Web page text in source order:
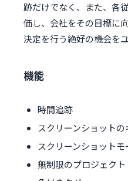
跡だけでなく、また、各
価し、会社をその目標に
決定を行う絶好の機会を
機能
時間追跡
スクリーンショットの
スクリーンショットモ
無制限のプロジェクト